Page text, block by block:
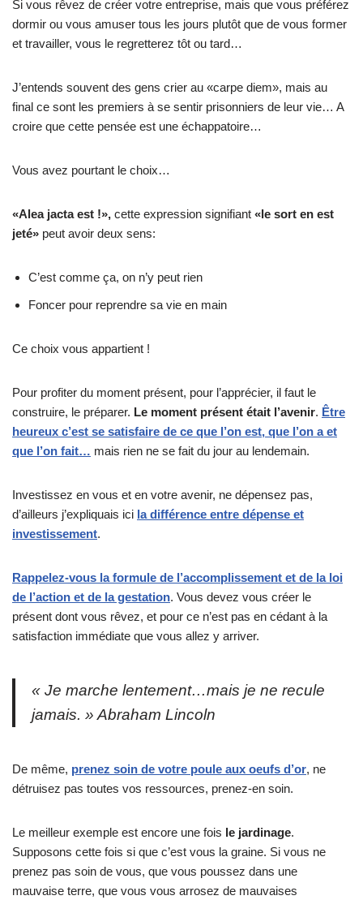
Si vous rêvez de créer votre entreprise, mais que vous préférez
dormir ou vous amuser tous les jours plutôt que de vous former
et travailler, vous le regretterez tôt ou tard…
J’entends souvent des gens crier au «carpe diem», mais au
final ce sont les premiers à se sentir prisonniers de leur vie… A
croire que cette pensée est une échappatoire…
Vous avez pourtant le choix…
«Alea jacta est !», cette expression signifiant «le sort en est
jeté» peut avoir deux sens:
C’est comme ça, on n’y peut rien
Foncer pour reprendre sa vie en main
Ce choix vous appartient !
Pour profiter du moment présent, pour l’apprécier, il faut le
construire, le préparer. Le moment présent était l’avenir. Être
heureux c’est se satisfaire de ce que l’on est, que l’on a et
que l’on fait… mais rien ne se fait du jour au lendemain.
Investissez en vous et en votre avenir, ne dépensez pas,
d’ailleurs j’expliquais ici la différence entre dépense et
investissement.
Rappelez-vous la formule de l’accomplissement et de la loi
de l’action et de la gestation. Vous devez vous créer le
présent dont vous rêvez, et pour ce n’est pas en cédant à la
satisfaction immédiate que vous allez y arriver.
« Je marche lentement…mais je ne recule
jamais. » Abraham Lincoln
De même, prenez soin de votre poule aux oeufs d’or, ne
détruisez pas toutes vos ressources, prenez-en soin.
Le meilleur exemple est encore une fois le jardinage.
Supposons cette fois si que c’est vous la graine. Si vous ne
prenez pas soin de vous, que vous poussez dans une
mauvaise terre, que vous vous arrosez de mauvaises